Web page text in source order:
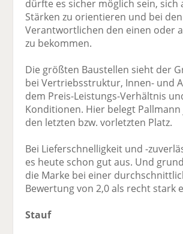
dürfte es sicher möglich sein, sich
Stärken zu orientieren und bei den
Verantwortlichen den einen oder
zu bekommen.
Die größten Baustellen sieht der
bei Vertriebsstruktur, Innen- und
dem Preis-Leistungs-Verhältnis
Konditionen. Hier belegt
den letzten bzw. vorletzten Platz.
Bei Lieferschnelligkeit und -
es heute schon gut aus. Und
die Marke bei einer
Bewertung von 2,0 als recht stark
Stauf